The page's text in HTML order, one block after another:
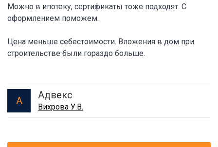
Можно в ипотеку, сертификаты тоже подходят. С
оформлением поможем.
Цена меньше себестоимости. Вложения в дом при
строительстве были гораздо больше.
А Адвекс
Вихрова У.В.